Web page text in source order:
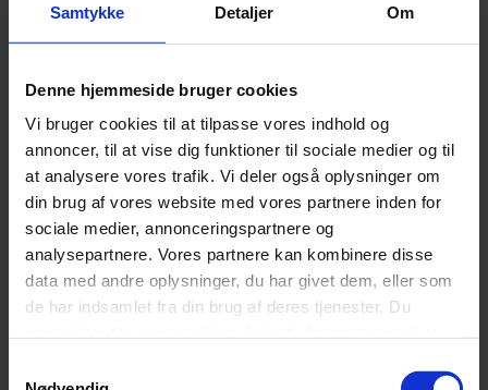
Samtykke Detaljer Om
Denne hjemmeside bruger cookies
Vi bruger cookies til at tilpasse vores indhold og
annoncer, til at vise dig funktioner til sociale medier og til
at analysere vores trafik. Vi deler også oplysninger om
din brug af vores website med vores partnere inden for
sociale medier, annonceringspartnere og
analysepartnere. Vores partnere kan kombinere disse
data med andre oplysninger, du har givet dem, eller som
de har indsamlet fra din brug af deres tjenester. Du
Topmadras Memoryform topmadras (+1.499,-)
,
Poly topmadras
Bensæt
2x sæt alu ben 19 cm (+499,-)
,
Plangavl
B: 120/140 cm H: 110 cm D: 9 cm